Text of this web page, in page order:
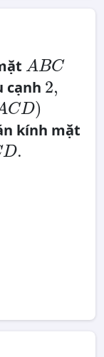
ABC
A
B
C
cạnh 2,
2
,
CD)
CD)
kính mặt
D.